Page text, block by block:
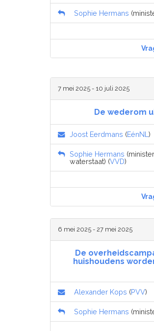
Sophie Hermans
7 mei 2025 - 10 juli 2025
De wederom
Joost Eerdmans (EénNL )
Sophie Hermans
waterstaat) (VVD)
6 mei 2025 - 27 mei 2025
De
huishoudens
Alexander Kops (PVV)
Sophie Hermans